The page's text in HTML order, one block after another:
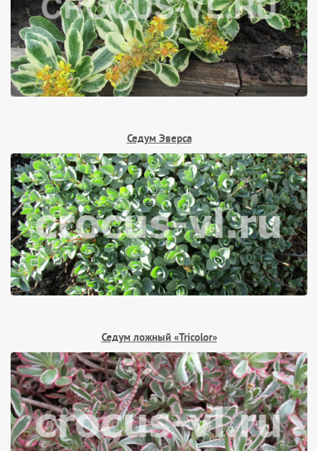
Седум Эверса
Седум ложный «Tricolor»